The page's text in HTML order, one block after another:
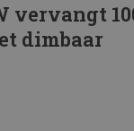
vervangt
dimbaar